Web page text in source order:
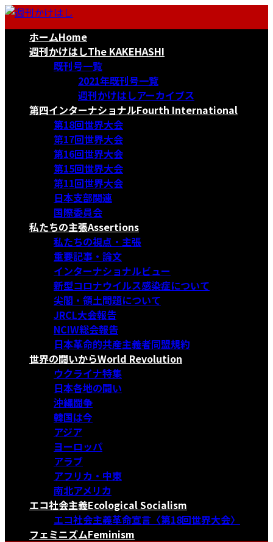
コ
ナ
ホームHome
週刊かけはしThe KAKEHASHI
既刊号一覧
2021年既刊号一覧
週刊かけはしアーカイブス
第四インターナショナルFourth International
第18回世界大会
第17回世界大会
第16回世界大会
第15回世界大会
第11回世界大会
日本支部関連
国際委員会
私たちの主張Assertions
私たちの視点・主張
重要記事・論文
インターナショナルビュー
新型コロナウイルス感染症について
尖閣・領土問題について
JRCL大会報告
NCIW総会報告
日本革命的共産主義者同盟規約
世界の闘いからWorld Revolution
ウクライナ特集
日本各地の闘い
沖縄闘争
韓国は今
アジア
ヨーロッパ
アラブ
アフリカ・中東
南北アメリカ
エコ社会主義Ecological Socialism
エコ社会主義革命宣言〈第18回世界大会〉
フェミニズムFeminism